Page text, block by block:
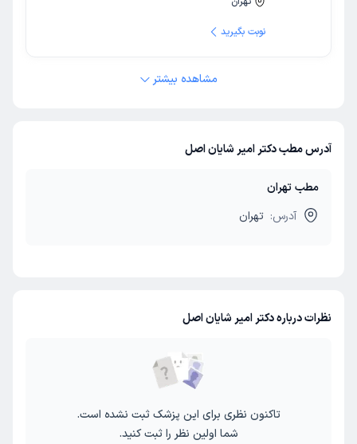
نوبت بگیرید
مشاهده بیشتر
آدرس مطب دکتر امیر شایان اصل
مطب تهران
آدرس: تهران
نظرات درباره دکتر امیر شایان اصل
تاکنون نظری برای این پزشک ثبت نشده است.
شما اولین نظر را ثبت کنید.